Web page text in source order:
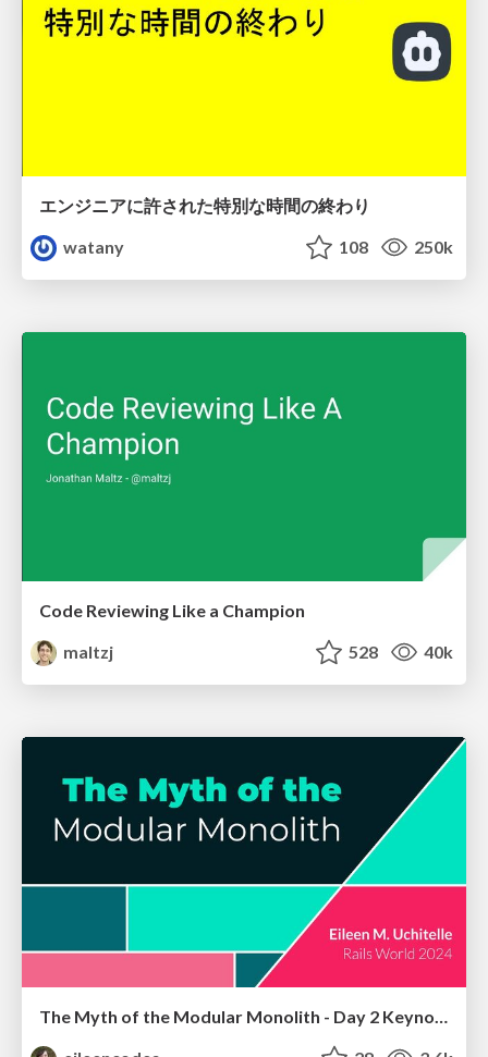
エンジニアに許された特別な時間の終わり
watany
108 250k
Code Reviewing Like a Champion
maltzj
528 40k